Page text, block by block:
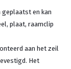
geplaatst en kan
plaat, raamclip
aan het zeil
Het